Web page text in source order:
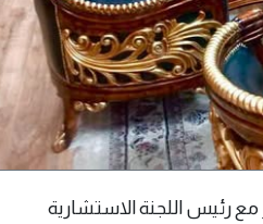
الصور مع رئيس اللجنة الاستشارية